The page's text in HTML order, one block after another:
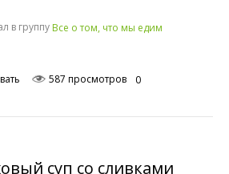
в группу Все о том, что мы едим
587 просмотров 0
суп со сливками